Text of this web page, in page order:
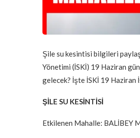
Şile su kesintisi bilgileri
Yönetimi (İSKİ) 19 Haziran
gelecek? İşte İSKİ 19
ŞİLE SU KESİNTİSİ
Etkilenen Mahalle: BALİBEY